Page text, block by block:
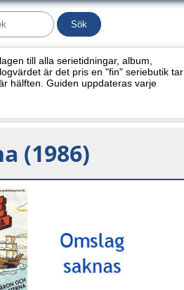
till alla serietidningar, album,
är det pris en "fin" seriebutik tar
hälften. Guiden uppdateras varje
(1986)